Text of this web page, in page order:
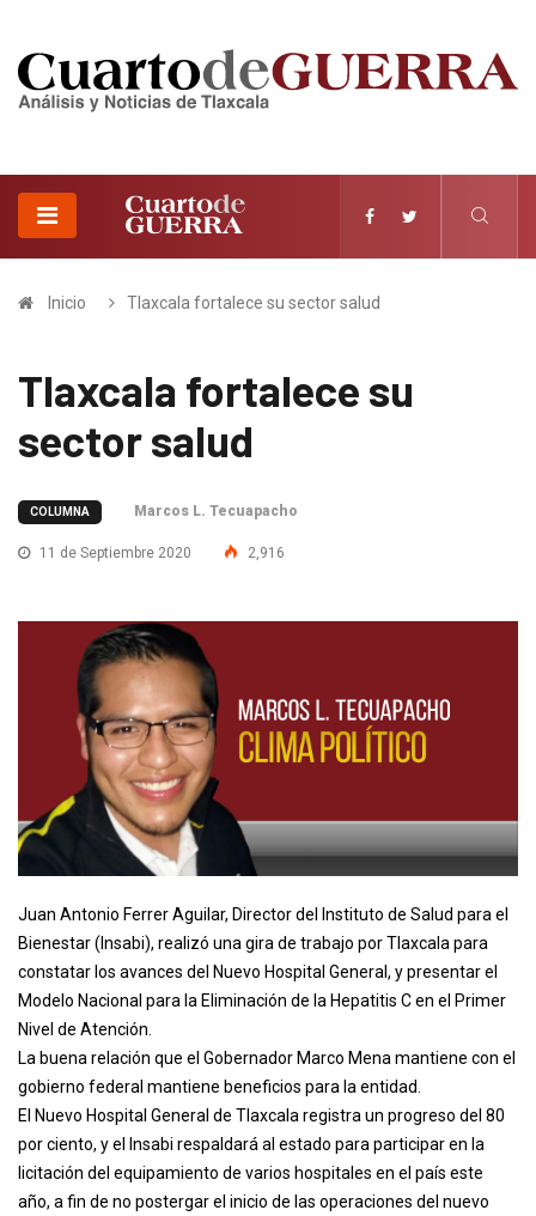
Inicio Tlaxcala fortalece su sector salud
Tlaxcala fortalece su
sector salud
COLUMNA Marcos L. Tecuapacho
11 de Septiembre 2020 2,916
Juan Antonio Ferrer Aguilar, Director del Instituto de Salud para el
Bienestar (Insabi), realizó una gira de trabajo por Tlaxcala para
constatar los avances del Nuevo Hospital General, y presentar el
Modelo Nacional para la Eliminación de la Hepatitis C en el Primer
Nivel de Atención.
La buena relación que el Gobernador Marco Mena mantiene con el
gobierno federal mantiene beneficios para la entidad.
El Nuevo Hospital General de Tlaxcala registra un progreso del 80
por ciento, y el Insabi respaldará al estado para participar en la
licitación del equipamiento de varios hospitales en el país este
año, a fin de no postergar el inicio de las operaciones del nuevo